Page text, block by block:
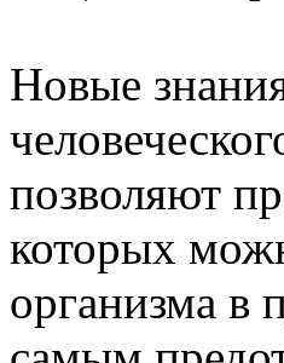
Новые
позволяют
которых
организма в